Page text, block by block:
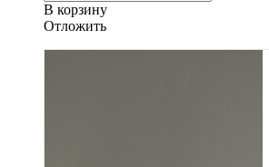
В корзину
Oтложить